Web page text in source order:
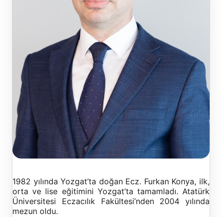
1982 yılında Yozgat’ta doğan Ecz. Furkan Konya, ilk,
orta ve lise eğitimini Yozgat’ta tamamladı. Atatürk
Üniversitesi Eczacılık Fakültesi’nden 2004 yılında
mezun oldu.